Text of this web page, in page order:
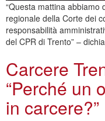
“Questa mattina abbiamo
regionale della Corte dei
responsabilità
del CPR di Trento” –
Carcere
“Perché un
in carcere?”